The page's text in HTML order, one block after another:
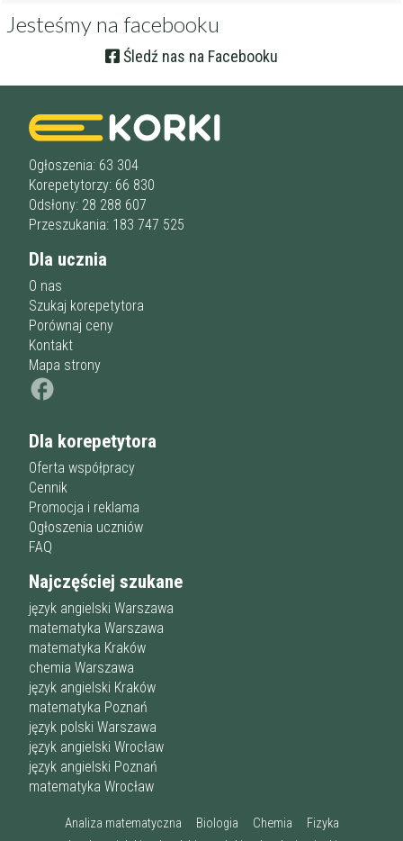
Jesteśmy na facebooku
Śledź nas na Facebooku
Ogłoszenia: 63 304
Korepetytorzy: 66 830
Odsłony: 28 288 607
Przeszukania: 183 747 525
Dla ucznia
O nas
Szukaj korepetytora
Porównaj ceny
Kontakt
Mapa strony
Dla korepetytora
Oferta współpracy
Cennik
Promocja i reklama
Ogłoszenia uczniów
FAQ
Najczęściej szukane
język angielski Warszawa
matematyka Warszawa
matematyka Kraków
chemia Warszawa
język angielski Kraków
matematyka Poznań
język polski Warszawa
język angielski Wrocław
język angielski Poznań
matematyka Wrocław
Analiza matematyczna Biologia Chemia
Fizyka